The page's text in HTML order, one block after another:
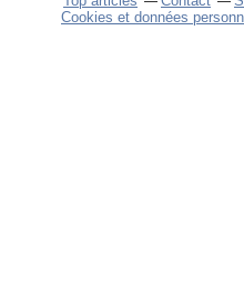
Cookies et données